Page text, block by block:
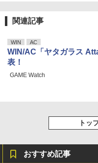
関連記事
WIN AC
WIN/AC「ヤタガラス
表！
GAME Watch
トッ
おすすめ記事